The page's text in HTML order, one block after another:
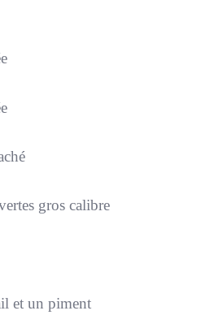
gros calibre
et un piment